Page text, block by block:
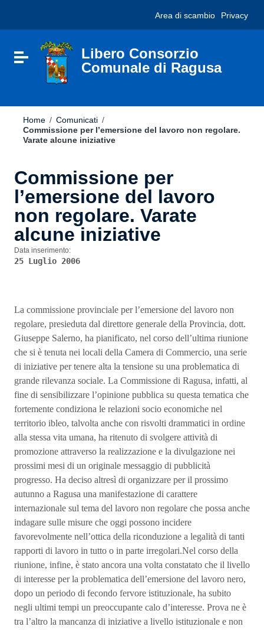
sito
include
Vai al footer
Area di scambio Privacy
Attiva / disattiva la navigazione
Libero Consorzio
Comunale di Ragusa
Home / Comunicati /
Commissione per l’emersione del lavoro non regolare.
Varate alcune iniziative
Commissione per
l’emersione del lavoro
non regolare. Varate
alcune iniziative
Data inserimento:
25 Luglio 2006
La commissione provinciale per l’emersione del lavoro non
regolare, presieduta dal direttore generale della Provincia, dott.
Giuseppe Salerno, ha pianificato, nel corso dell’ultima riunione
che si è tenuta nei locali della Camera di Commercio, una serie
di iniziative per tenere alta la tensione su una problematica di
grande rilevanza sociale. La Commissione di Ragusa, infatti, al
fine di sensibilizzare l’opinione pubblica su questa tematica che
fortemente condiziona le relazioni socio economiche nel
territorio ibleo, talvolta anche con risvolti drammatici in ordine
alla stessa vita umana, ha ritenuto di svolgere attività di
promozione attraverso la realizzazione e la divulgazione nei
prossimi mesi di un originale messaggio di pubblicità
progresso. Ha deciso altresì di organizzare per il prossimo
autunno a Ragusa una manifestazione di carattere
internazionale sul tema del lavoro non regolare che possa anche
indagare sulle misure che oggi possono incidere
favorevolmente nell’ottica della riconduzione a legalità di tanti
rapporti di lavoro in tutto o in parte irregolari.Nel corso della
riunione, infine, è stato ancora una volta constatato che il livello
di interesse per la problematica dell’emersione del lavoro nero,
dopo un periodo di fecondo fervore istituzionale, ha subito
negli ultimi tempi un preoccupante calo d’interesse. Prova ne è
tra l’altro la mancanza di iniziative a livello istituzionale e non